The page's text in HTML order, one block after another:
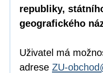
republiky,
geografického
Uživatel má
adrese ZU-